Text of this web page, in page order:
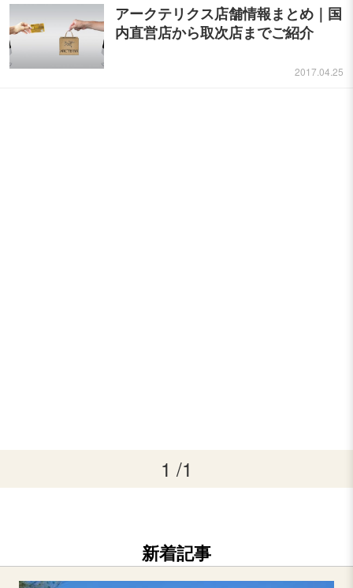
アークテリクス店舗情報まとめ｜国
内直営店から取次店までご紹介
2017.04.25
1 /1
新着記事